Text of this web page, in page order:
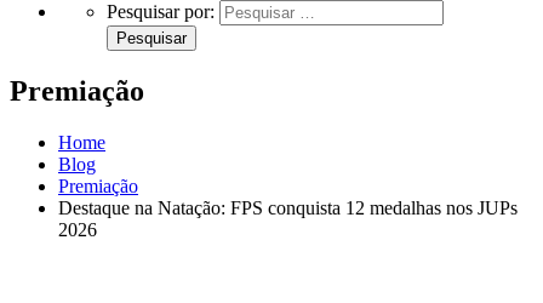
Pesquisar por:
Premiação
Home
Blog
Premiação
Destaque na Natação: FPS conquista 12 medalhas nos JUPs
2026